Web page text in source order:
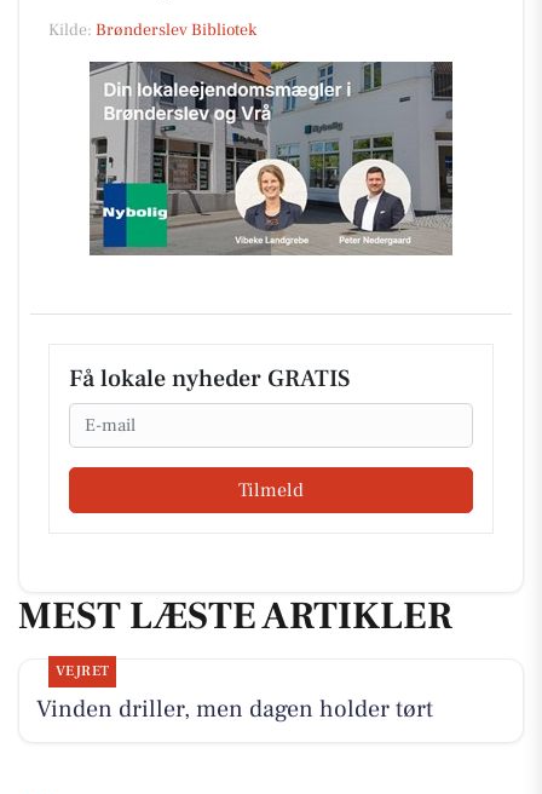
Kilde: Brønderslev Bibliotek
Få lokale nyheder GRATIS
Email
Tilmeld
MEST LÆSTE ARTIKLER
VEJRET
Vinden driller, men dagen holder tørt